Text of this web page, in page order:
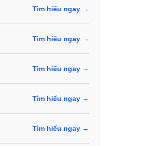
Tìm hiểu ngay →
Tìm hiểu ngay →
Tìm hiểu ngay →
Tìm hiểu ngay →
Tìm hiểu ngay →